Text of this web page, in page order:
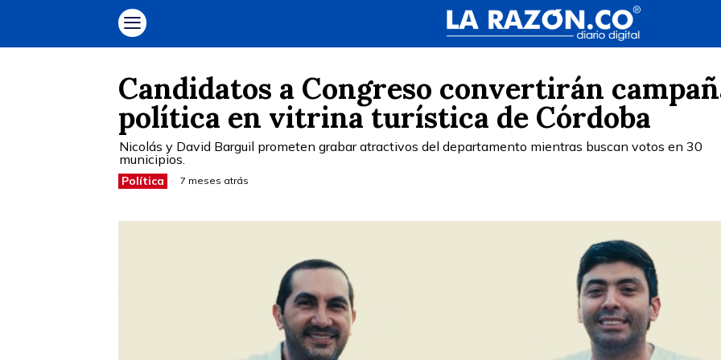
Candidatos a Congreso convertirán
política en vitrina turística de Córdoba
Nicolás y David Barguil prometen grabar atractivos del departamento mientras buscan votos en 30
municipios.
Política 7 meses atrás